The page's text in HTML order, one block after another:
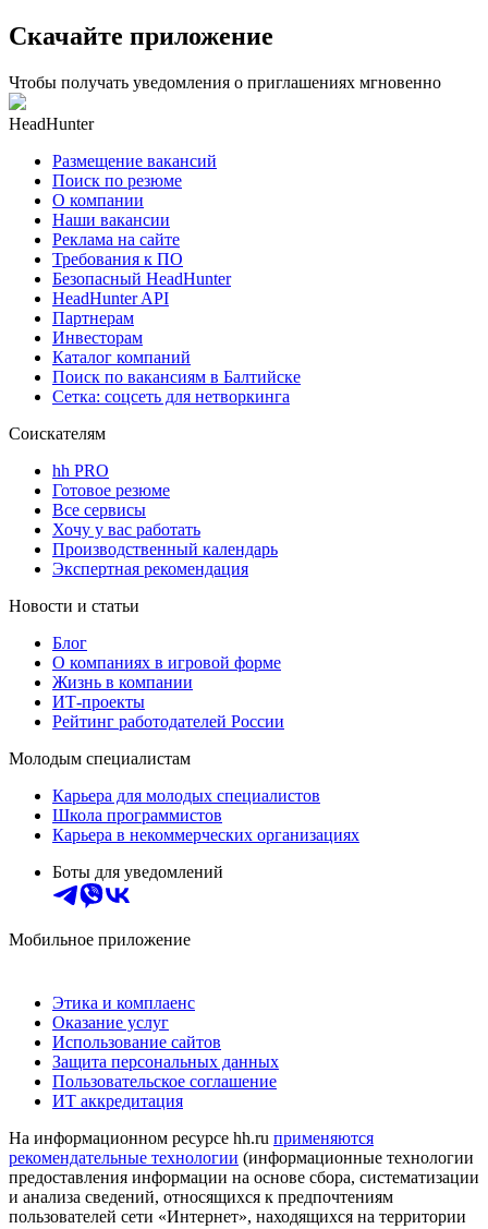
Скачайте приложение
Чтобы получать уведомления о приглашениях мгновенно
HeadHunter
Размещение вакансий
Поиск по резюме
О компании
Наши вакансии
Реклама на сайте
Требования к ПО
Безопасный HeadHunter
HeadHunter API
Партнерам
Инвесторам
Каталог компаний
Поиск по вакансиям в Балтийске
Сетка: соцсеть для нетворкинга
Соискателям
hh PRO
Готовое резюме
Все сервисы
Хочу у вас работать
Производственный календарь
Экспертная рекомендация
Новости и статьи
Блог
О компаниях в игровой форме
Жизнь в компании
ИТ-проекты
Рейтинг работодателей России
Молодым специалистам
Карьера для молодых специалистов
Школа программистов
Карьера в некоммерческих организациях
Боты для уведомлений
Мобильное приложение
Этика и комплаенс
Оказание услуг
Использование сайтов
Защита персональных данных
Пользовательское соглашение
ИТ аккредитация
На информационном ресурсе hh.ru применяются
рекомендательные технологии (информационные технологии
предоставления информации на основе сбора, систематизации
и анализа сведений, относящихся к предпочтениям
пользователей сети «Интернет», находящихся на территории